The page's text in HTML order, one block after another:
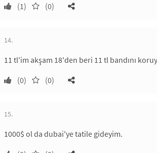
(1)
(0)
14.
11 tl'im akşam 18'den beri 11 tl bandını
(0)
(0)
15.
1000$ ol da dubai'ye tatile gideyim.